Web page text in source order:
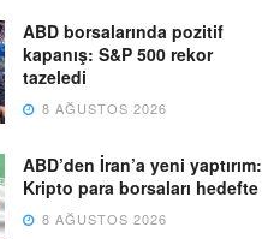
ABD borsalarında pozitif
kapanış: S&P 500 rekor
tazeledi
8 AĞUSTOS 2026
ABD’den İran’a yeni yaptırım:
Kripto para borsaları hedefte
8 AĞUSTOS 2026